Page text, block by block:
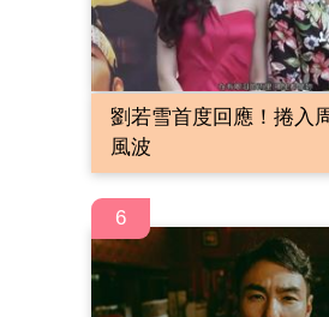
劉若雪首度回應！捲入
風波
6